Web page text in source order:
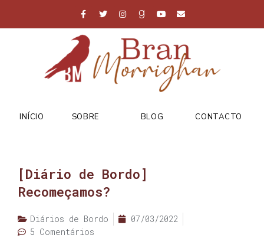
INÍCIO SOBRE BLOG CONTACTO
[Diário de Bordo]
Recomeçamos?
Diários de Bordo
07/03/2022
5 Comentários